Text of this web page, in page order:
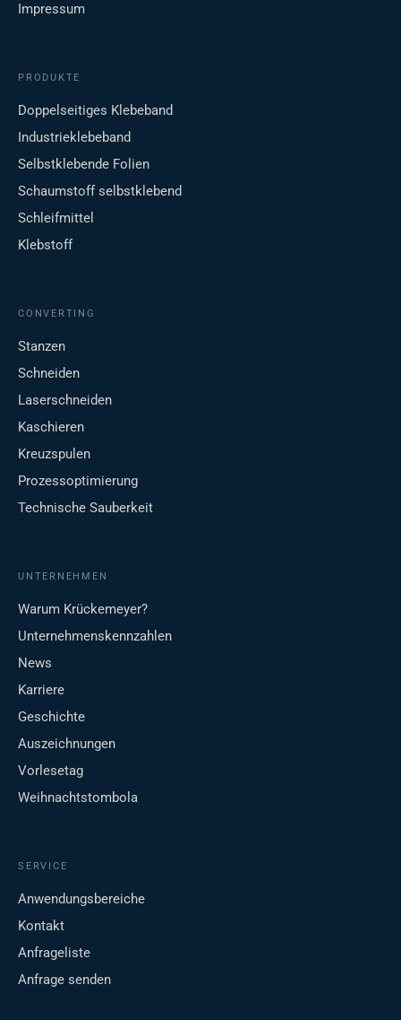
Impressum
PRODUKTE
Doppelseitiges Klebeband
Industrieklebeband
Selbstklebende Folien
Schaumstoff selbstklebend
Schleifmittel
Klebstoff
CONVERTING
Stanzen
Schneiden
Laserschneiden
Kaschieren
Kreuzspulen
Prozessoptimierung
Technische Sauberkeit
UNTERNEHMEN
Warum Krückemeyer?
Unternehmenskennzahlen
News
Karriere
Geschichte
Auszeichnungen
Vorlesetag
Weihnachtstombola
SERVICE
Anwendungsbereiche
Kontakt
Anfrageliste
Anfrage senden